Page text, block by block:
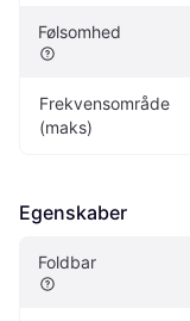
Følsomhed
Frekvensområde
(maks)
Egenskaber
Foldbar